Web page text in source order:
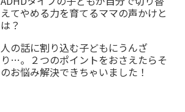
えてやめる力を育てるママの声かけと
は？
人の話に割り込む子どもにうんざ
り…。２つのポイントをおさえたらそ
のお悩み解決できちゃいました！